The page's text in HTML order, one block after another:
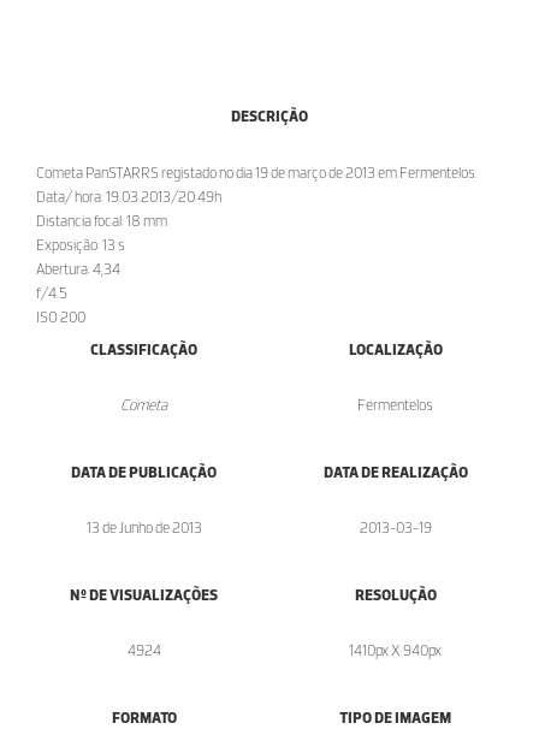
DESCRIÇÃO
Cometa PanSTARRS registado no dia 19 de março de 2013 em Fermentelos.
Data/ hora: 19.03.2013/20:49h
Distancia focal: 18 mm
Exposição: 13 s
Abertura: 4,34
f/4.5
ISO 200
CLASSIFICAÇÃO
Cometa
LOCALIZAÇÃO
Fermentelos
DATA DE PUBLICAÇÃO
13 de Junho de 2013
DATA DE REALIZAÇÃO
2013-03-19
Nº DE VISUALIZAÇÕES
4924
RESOLUÇÃO
1410px X 940px
FORMATO TIPO DE IMAGEM